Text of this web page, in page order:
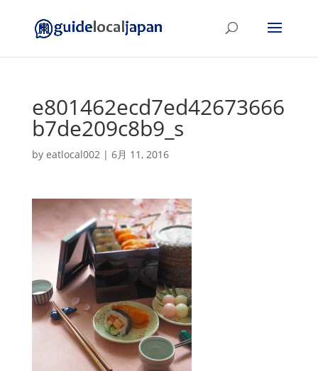
e801462ecd7ed42673666
b7de209c8b9_s
by eatlocal002| 6月 11, 2016